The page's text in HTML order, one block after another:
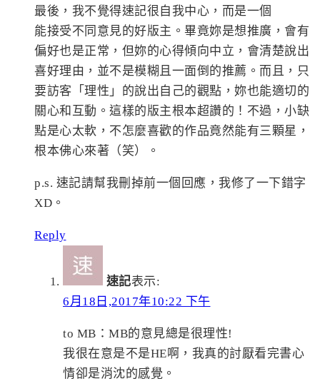
最後，我不覺得速記很自我中心，而是一個
能接受不同意見的好版主。畢竟妳是想推廣，會有
偏好也是正常，但妳的心得傾向中立，會清楚說出
喜好理由，並不是模糊且一面倒的推薦。而且，只
要訪客「理性」的說出自己的觀點，妳也能適切的
關心和互動。這樣的版主根本超讚的！不過，小缺
點是心太軟，不怎麼喜歡的作品竟然能有三顆星，
根本佛心來著（笑）。
p.s. 速記請幫我刪掉前一個回應，我修了一下錯字
XD。
Reply
速記表示:
6月18日,2017年10:22 下午
to MB：MB的意見總是很理性!
我很在意是不是HE啊，我真的討厭看完書心
情卻是消沈的感覺。